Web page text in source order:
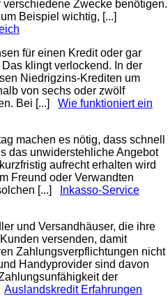
Zwecke benötigen.
Beispiel wichtig, [...]
für einen Kredit oder gar
klingt verlockend. In der
Niedrigzins-Krediten um
von sechs oder zwölf
Bei [...] Wie funktioniert ein
machen es nötig, dass schnell
das unwiderstehliche Angebot
aufrecht erhalten wird
Freund oder Verwandten
[...]
Inkasso-Service
und Versandhäuser, die ihre
versenden, damit
Zahlungsverpflichtungen nicht
Handyprovider sind davon
der
Auslandskredit Erfahrungen